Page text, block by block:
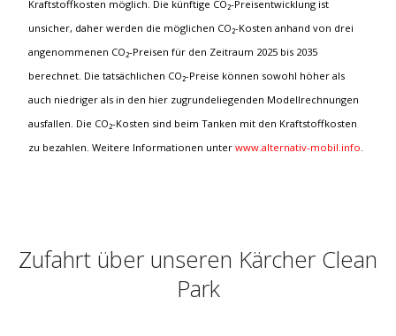
Kraftstoffkosten möglich. Die künftige CO₂-Preisentwicklung ist
unsicher, daher werden die möglichen CO₂-Kosten anhand von drei
angenommenen CO₂-Preisen für den Zeitraum 2025 bis 2035
berechnet. Die tatsächlichen CO₂-Preise können sowohl höher als
auch niedriger als in den hier zugrundeliegenden Modellrechnungen
ausfallen. Die CO₂-Kosten sind beim Tanken mit den Kraftstoffkosten
zu bezahlen. Weitere Informationen unter www.alternativ-mobil.info.
Zufahrt über unseren Kärcher Clean
Park